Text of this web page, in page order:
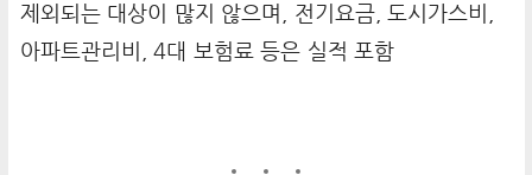
제외되는 대상이 많지 않으며, 전기요금, 도시가스비,
아파트관리비, 4대 보험료 등은 실적 포함